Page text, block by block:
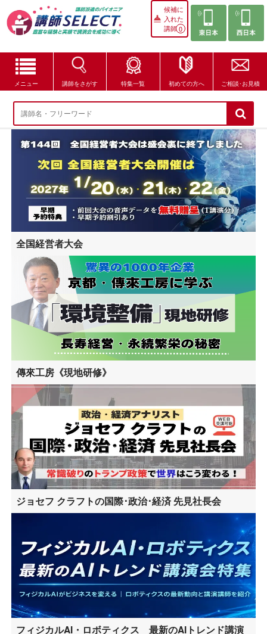
候補に
入れた
講師0
メニュー 講師をさがす 特集一覧 初めての方へ ご相談･お見積
講師をさがす
特集一覧
講師セレクトが選ばれる理由
ブログ・コラム
はじめての方へ
ご相談・お見積
全国経営者大会
傳來工房《現地研修》
ジョセフ クラフトの国際･政治･経済 先見社長会
フィジカルAI・ロボティクス 最新のAIトレンド講演